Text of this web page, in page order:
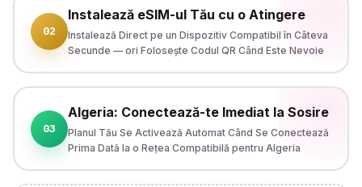
02
Instalează eSIM-ul Tău cu o Atingere
Instalează Direct pe un Dispozitiv Compatibil în Câteva
Secunde — ori Folosește Codul QR Când Este Nevoie
03
Algeria: Conectează-te Imediat la Sosire
Planul Tău Se Activează Automat Când Se Conectează
Prima Dată la o Rețea Compatibilă pentru Algeria